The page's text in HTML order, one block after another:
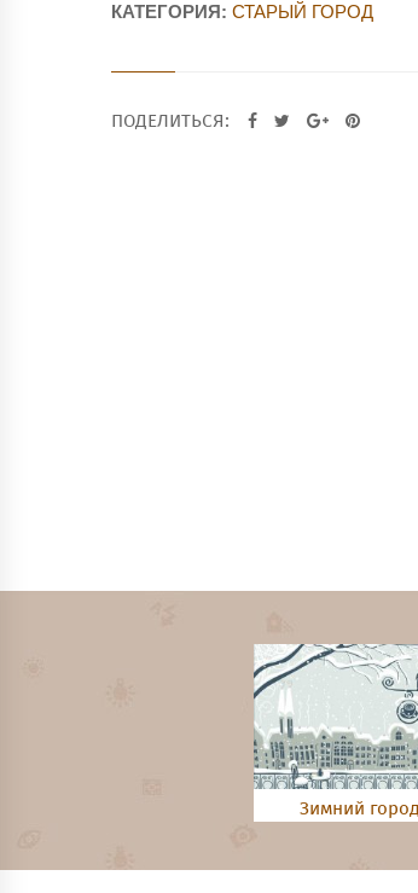
КАТЕГОРИЯ: СТАРЫЙ ГОРОД
ПОДЕЛИТЬСЯ:
Зимний город